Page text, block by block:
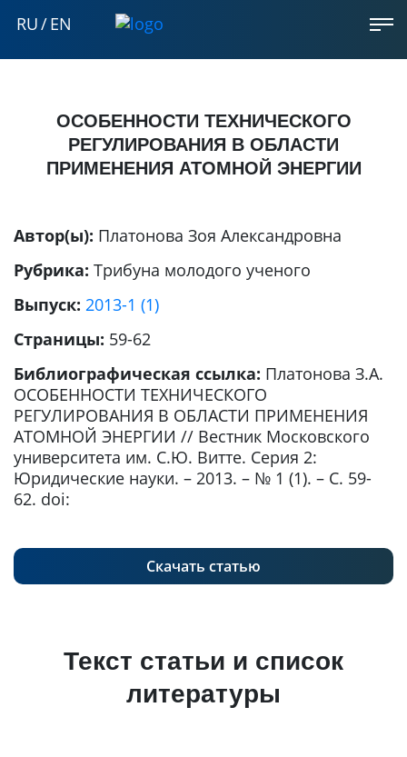
RU/EN
ОСОБЕННОСТИ ТЕХНИЧЕСКОГО
РЕГУЛИРОВАНИЯ В ОБЛАСТИ
ПРИМЕНЕНИЯ АТОМНОЙ ЭНЕРГИИ
Автор(ы): Платонова Зоя Александровна
Рубрика: Трибуна молодого ученого
Выпуск: 2013-1 (1)
Страницы: 59-62
Библиографическая ссылка: Платонова З.А.
ОСОБЕННОСТИ ТЕХНИЧЕСКОГО
РЕГУЛИРОВАНИЯ В ОБЛАСТИ ПРИМЕНЕНИЯ
АТОМНОЙ ЭНЕРГИИ // Вестник Московского
университета им. С.Ю. Витте. Серия 2:
Юридические науки. – 2013. – № 1 (1). – С. 59-
62. doi:
Скачать статью
Текст статьи и список
литературы